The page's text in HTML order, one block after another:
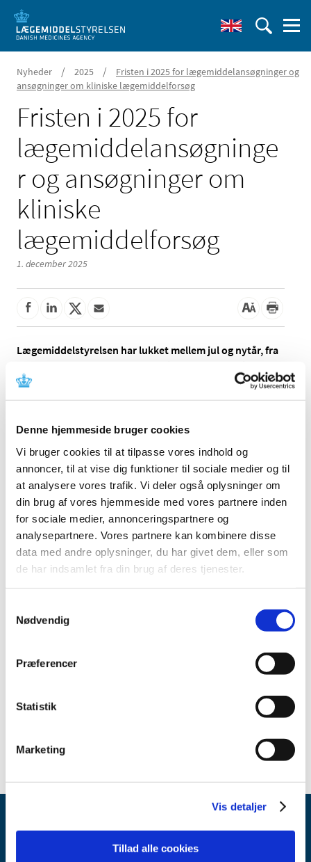
Denne hjemmeside bruger cookies
Vi bruger cookies til at tilpasse vores indhold og
annoncer, til at vise dig funktioner til sociale medier og til
at analysere vores trafik. Vi deler også oplysninger om
din brug af vores hjemmeside med vores partnere inden
for sociale medier, annonceringspartnere og
analysepartnere. Vores partnere kan kombinere disse
data med andre oplysninger, du har givet dem, eller som
de har indsamlet fra din brug af deres tjenester.
Nødvendig
Præferencer
Statistik
Marketing
Vis detaljer
Tillad alle cookies
Nyheder / 2025 /
Fristen i 2025 for lægemiddelansøgninger og
ansøgninger om kliniske lægemiddelforsøg
Fristen i 2025 for
lægemiddelansøgninge
r og ansøgninger om
kliniske
lægemiddelforsøg
1. december 2025
Lægemiddelstyrelsen har lukket mellem jul og nytår, fra
2026.
Ansøgninger om markedsføringstilladelser til
lægemidler, skal være modtaget senest den 19. december
2025.
Ansøgninger der modtages efter denne dato, vil blive
betragtet som modtaget den 2. januar 2026.
Kliniske lægemiddelforsøg
Ansøgninger for kliniske lægemiddelforsøg, skal være
For kliniske lægemiddelforsøg, skal vi gøre opmærksom
på, at der ikke foretages nogen vurdering i vinter